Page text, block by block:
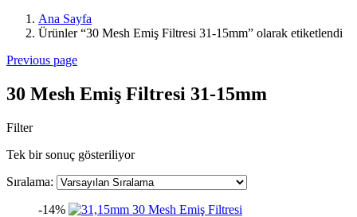
Ana Sayfa
Ürünler “30 Mesh Emiş Filtresi 31-15mm” olarak etiketlendi
Previous page
30 Mesh Emiş Filtresi 31-15mm
Filter
Tek bir sonuç gösteriliyor
Sıralama:
-14%